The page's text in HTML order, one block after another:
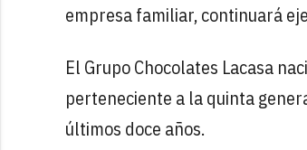
empresa familiar, continuará
El Grupo Chocolates Lacasa
perteneciente a la quinta
últimos doce años.